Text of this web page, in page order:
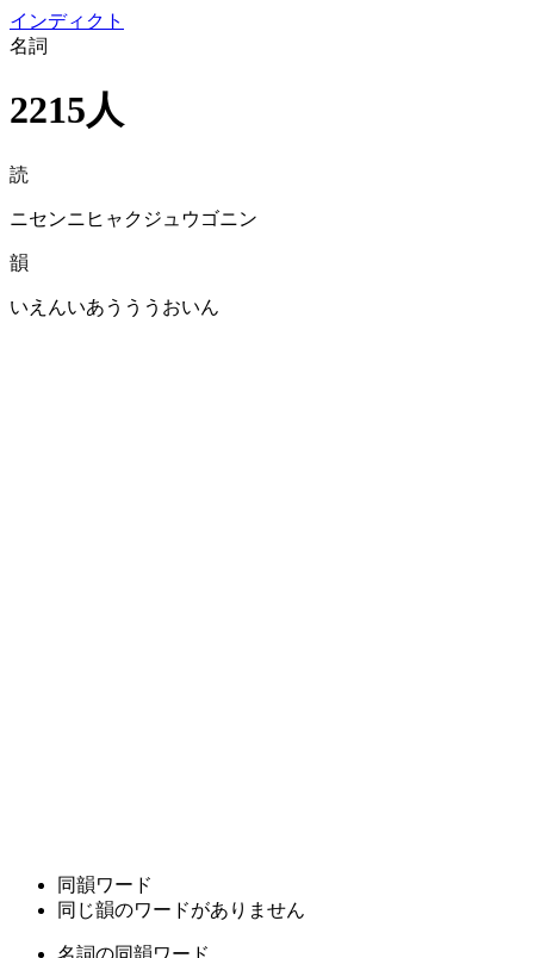
インディクト
名詞
2215人
読
ニセンニヒャクジュウゴニン
韻
いえんいあうううおいん
同韻ワード
同じ韻のワードがありません
名詞の同韻ワード